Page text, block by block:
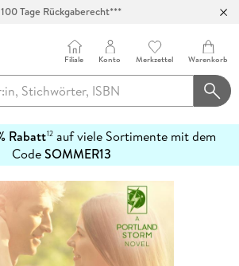
100 Tage Rückgaberecht***
Filiale Konto Merkzettel Warenkorb
Rabatt12auf viele Sortimente mit dem
CodeSOMMER13